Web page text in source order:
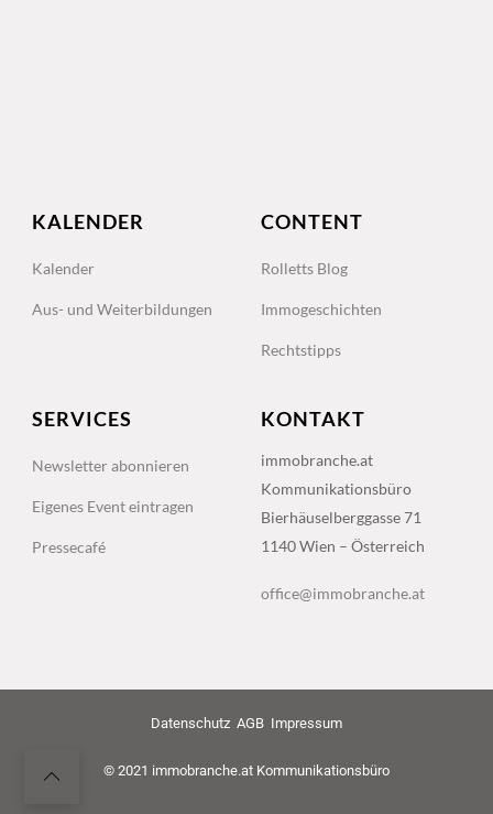
KALENDER
Kalender
Aus- und Weiterbildungen
CONTENT
Rolletts Blog
Immogeschichten
Rechtstipps
SERVICES
Newsletter abonnieren
Eigenes Event eintragen
Pressecafé
KONTAKT
immobranche.at
Kommunikationsbüro
Bierhäuselberggasse 71
1140 Wien – Österreich
office@immobranche.at
Datenschutz AGB Impressum
© 2021 immobranche.at Kommunikationsbüro